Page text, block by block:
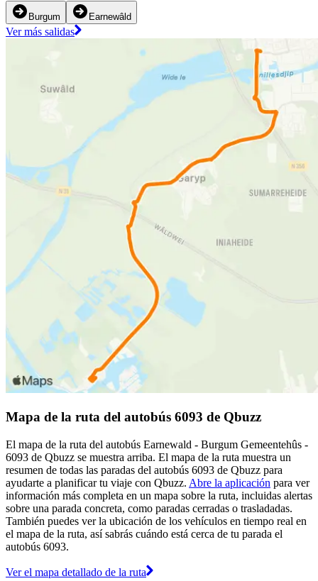
Burgum Earnewâld
Ver más salidas
Mapa de la ruta del autobús 6093 de Qbuzz
El mapa de la ruta del autobús Earnewald - Burgum Gemeentehûs -
6093 de Qbuzz se muestra arriba. El mapa de la ruta muestra un
resumen de todas las paradas del autobús 6093 de Qbuzz para
ayudarte a planificar tu viaje con Qbuzz. Abre la aplicación para ver
información más completa en un mapa sobre la ruta, incluidas alertas
sobre una parada concreta, como paradas cerradas o trasladadas.
También puedes ver la ubicación de los vehículos en tiempo real en
el mapa de la ruta, así sabrás cuándo está cerca de tu parada el
autobús 6093.
Ver el mapa detallado de la ruta